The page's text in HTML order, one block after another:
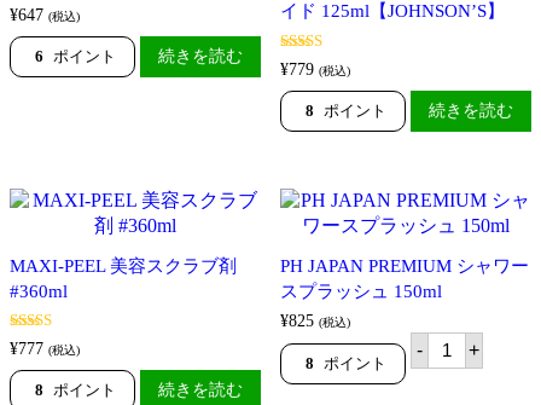
¥647 (税込)
6 ポイント 続きを読む
イド 125ml【JOHNSON’S】
5段階中5.00
の評価
¥779 (税込)
8 ポイント 続きを読む
MAXI-PEEL 美容スクラブ剤
#360ml
5段階
中 3.00
の評価
¥777 (税込)
8 ポイント 続きを読む
PH JAPAN PREMIUM シャワー
スプラッシュ 150ml
¥825 (税込)
8 ポイント
- PH
JAPAN
+